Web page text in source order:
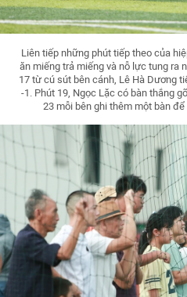
Liên tiếp những phút tiếp theo của
ăn miếng trả miếng và nỗ lực tung ra
17 từ cú sút bên cánh, Lê Hà Dương
-1. Phút 19, Ngọc Lặc có bàn thắng
23 mỗi bên ghi thêm một bàn